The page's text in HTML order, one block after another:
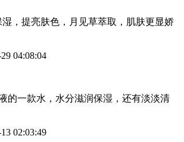
，提亮肤色，月见草萃取，肌肤更显娇
04:08:04
的一款水，水分滋润保湿，还有淡淡清
02:03:49